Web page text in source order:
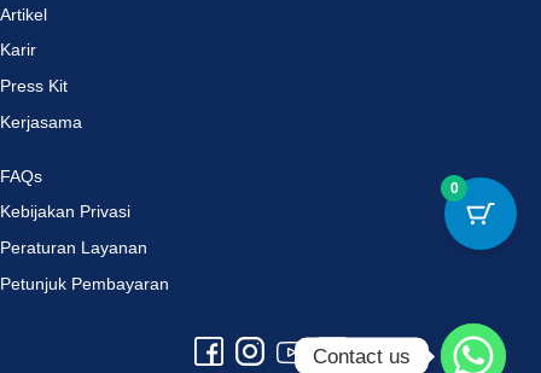
Artikel
Karir
Press Kit
Kerjasama
FAQs
Kebijakan Privasi
Peraturan Layanan
Petunjuk Pembayaran
0
Contact us